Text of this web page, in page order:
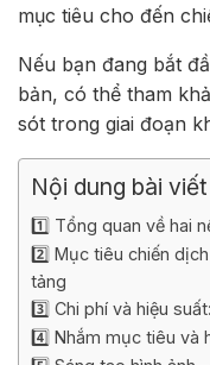
mục tiêu cho đến
Nếu bạn đang bắt
bản, có thể tham
sót trong giai đoạn
Nội dung bài viết
1️⃣ Tổng quan về hai
2️⃣ Mục tiêu chiến
tảng
3️⃣ Chi phí và hiệu
4️⃣ Nhắm mục tiêu và